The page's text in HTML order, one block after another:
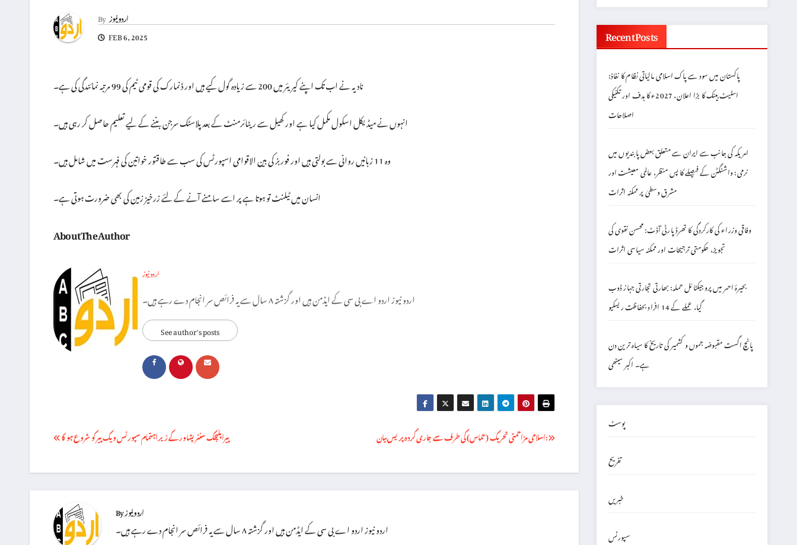
Byاردو نیوز
FEB 6, 2025
نادیہ نے اب تک اپنے کیریئر میں 200 سے زیادہ گول کیے ہیں اور ڈنمارک کی قومی ٹیم کی 99 مرتبہ نمائندگی کی ہے۔
انہوں نے میڈیکل اسکول مکمل کیا ہے اور کھیل سے ریٹائرمنٹ کے بعد پلاسٹک سرجن بننے کے لیے تعلیم حاصل کر رہی ہیں۔
وہ 11 زبانیں روانی سے بولتی ہیں اور فوربز کی بین الاقوامی اسپورٹس کی سب سے طاقتور خواتین کی فہرست میں شامل ہیں۔
انسان میں ٹیلنٹ تو ہوتا ہے پر اسے سامنے آنے کے لئے زرخیز زمین کی بھی ضرورت ہوتی ہے۔
About The Author
اردو نیوز
اردو نیوز اردو اے بی سی کے ایڈمن ہیں اور گزشتہ ۸ سال سے یہ فرائص سر انجام دے رہے ہیں۔
See author's posts
Post
اسلامی مزاحمتی تحریک (حماس) کی طرف سے جاری کردہ پریس بیان: پیراپلیجک سنٹر پشاور کے زیراہتمام سپورٹس ویک پیر کو شروع ہو گا
Byاردو نیوز
اردو نیوز اردو اے بی سی کے ایڈمن ہیں اور گزشتہ ۸ سال سے یہ فرائص سر انجام دے رہے ہیں۔
Recent Posts
پاکستان میں سود سے پاک اسلامی مالیاتی نظام کا نفاذ:
اسٹیٹ بینک کا بڑا اعلان، 2027ء کا ہدف اور تکنیکی
اصلاحات
امریکہ کی جانب سے ایران سے متعلق بعض پابندیوں میں
نرمی: واشنگٹن کے فیصلے کا پس منظر، عالمی معیشت اور
مشرق وسطیٰ پر ممکنہ اثرات
وفاقی وزراء کی کارکردگی کا تھرڈ پارٹی آڈٹ: محسن نقوی کی
تجویز، حکومتی ترجیحات اور ممکنہ سیاسی اثرات
بحیرۂ احمر میں پروجیکٹائل حملہ: بھارتی تجارتی جہاز ڈوب
گیا، عملے کے 14 افراد بحفاظت ریسکیو
پانچ اگست مقبوضہ جموں و کشمیر کی تاریخ کا سیاہ ترین دن
ہے۔ اکبر سیٹھی
پوسٹ
تفریح
خبریں
سپورٹس